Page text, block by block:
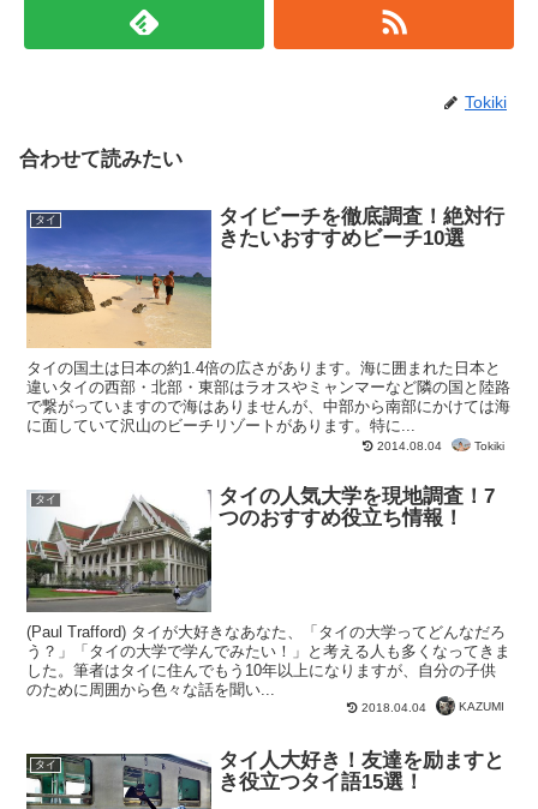
Tokiki
合わせて読みたい
タイ
タイビーチを徹底調査！絶対行
きたいおすすめビーチ10選
タイの国土は日本の約1.4倍の広さがあります。海に囲まれた日本と
違いタイの西部・北部・東部はラオスやミャンマーなど隣の国と陸路
で繋がっていますので海はありませんが、中部から南部にかけては海
に面していて沢山のビーチリゾートがあります。特に...
2014.08.04 Tokiki
タイ
タイの人気大学を現地調査！7
つのおすすめ役立ち情報！
(Paul Trafford) タイが大好きなあなた、「タイの大学ってどんなだろ
う？」「タイの大学で学んでみたい！」と考える人も多くなってきま
した。筆者はタイに住んでもう10年以上になりますが、自分の子供
のために周囲から色々な話を聞い...
2018.04.04 KAZUMI
タイ
タイ人大好き！友達を励ますと
き役立つタイ語15選！